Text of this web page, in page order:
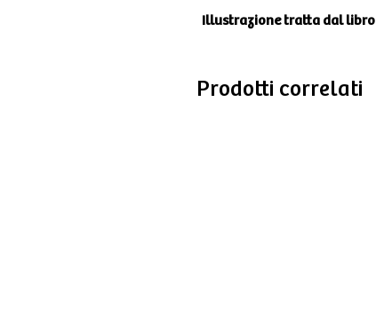
Illustrazione tratta dal libro
Prodotti correlati